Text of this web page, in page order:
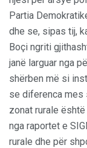
Partia
dhe se, sipas tij,
Boçi ngriti
janë larguar nga
shërben më si
se diferenca mes
zonat rurale
nga raportet e
rurale dhe për